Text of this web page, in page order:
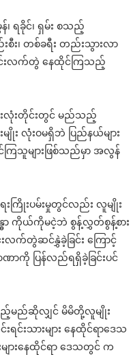
၊ ရခိုင်၊ ရှမ်း စသည့်
း၊ တစ်ခရီး တည်းသွားလာ
င်းလက်တွဲ နေထိုင်ကြသည့်
ားလုံးတိုင်းတွင် မည်သည့်
း လုံးဝမရှိဘဲ ပြည်နယ်များ
ကြသူများဖြစ်သည်မှာ အလွန်
ကြိုးပမ်းမှုတွင်လည်း လူမျိုး
ဓာ ကိုယ်ကိုမငဲ့ဘဲ စွန့်လွှတ်စွန့်စား
က်တွဲဆင်နွှဲခဲ့ခြင်း ကြောင့်
ဏာကို ပြန်လည်ရရှိခဲ့ခြင်းပင်
ည့်မည်ဆိုလျှင် မိမိတို့လူမျိုး
သားများ နေထိုင်ရာဒေသ
များနေထိုင်ရာ ဒေသတွင် က